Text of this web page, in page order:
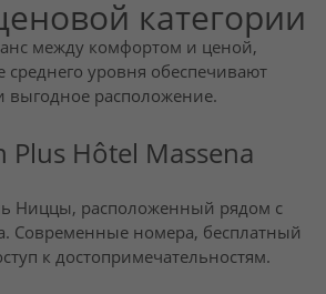
категории
между комфортом и ценой,
уровня обеспечивают
выгодное расположение.
Plus Hôtel Massena
Ниццы, расположенный рядом с
Современные номера, бесплатный
к достопримечательностям.